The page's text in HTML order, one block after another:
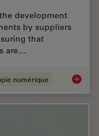
development
by suppliers
that
are…
numérique